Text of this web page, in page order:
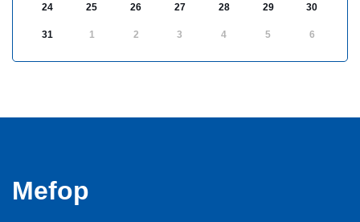
24 25 26 27 28 29 30
31 1 2 3 4 5 6
Mefop